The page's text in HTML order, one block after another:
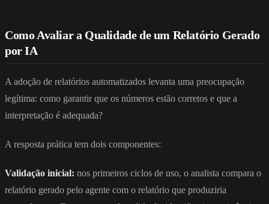
Como Avaliar a Qualidade de um Relatório Gerado
por IA
A adoção de relatórios automatizados levanta uma preocupação
legítima: como garantir que os números estão corretos e que a
interpretação é adequada?
A resposta prática tem dois componentes:
Validação inicial: nos primeiros ciclos de uso, o analista compara o
relatório gerado pelo agente com o relatório que produziria